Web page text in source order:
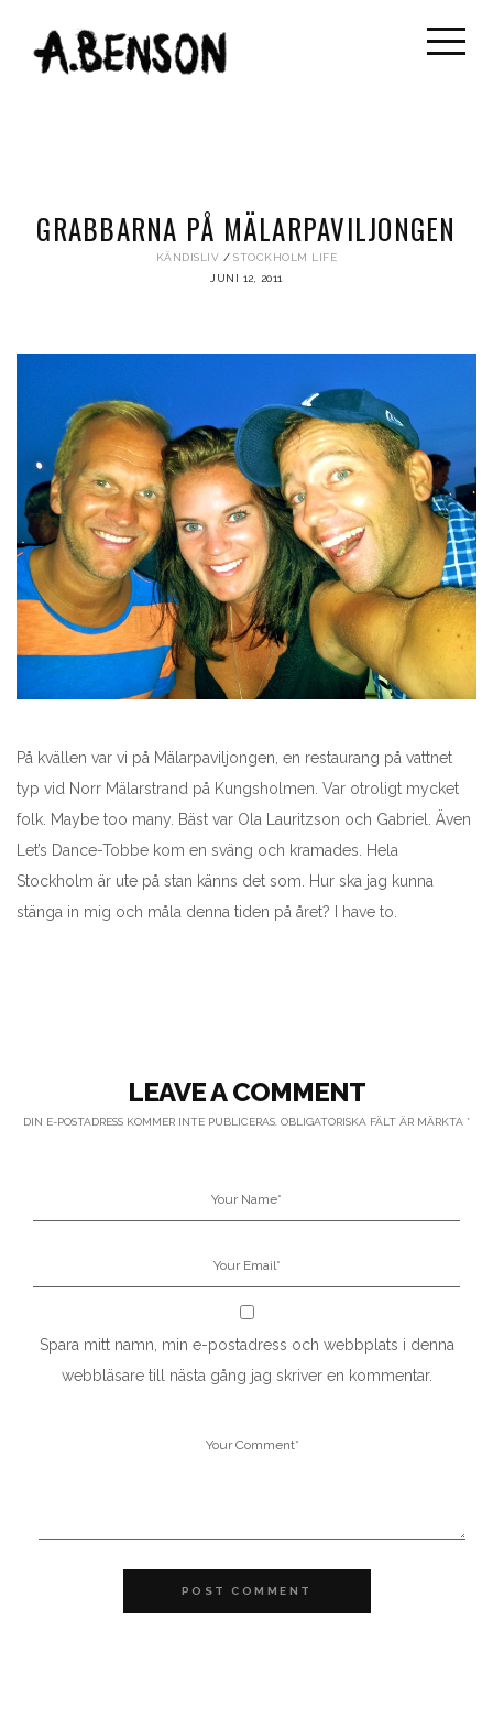
GRABBARNA PÅ MÄLARPAVILJONGEN
KÄNDISLIV
STOCKHOLM LIFE
JUNI 12, 2011
På kvällen var vi på Mälarpaviljongen, en restaurang på vattnet
typ vid Norr Mälarstrand på Kungsholmen. Var otroligt mycket
folk. Maybe too many. Bäst var Ola Lauritzson och Gabriel. Även
Let’s Dance-Tobbe kom en sväng och kramades. Hela
Stockholm är ute på stan känns det som. Hur ska jag kunna
stänga in mig och måla denna tiden på året? I have to.
LEAVE A COMMENT
DIN E-POSTADRESS KOMMER INTE PUBLICERAS. OBLIGATORISKA FÄLT ÄR MÄRKTA *
Spara mitt namn, min e-postadress och webbplats i denna
webbläsare till nästa gång jag skriver en kommentar.
POST COMMENT